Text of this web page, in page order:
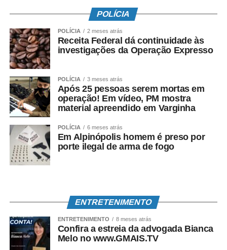
10. Salinas (Avenida Frederico Leão Bitencourt, 64)
11. Januária (Avenida Cônego Ramiro Leite, 17, Centro)
12. Uberlândia (Avenida João Pinheiro, 1373, Aparecida)
13. Patos de Minas (Avenida Prefeito Camundinho, 861,
Lagoa Grande)
15. Betim (Praça Tiradentes, 84)
16. Edifício Sede da Cemig em Belo Horizonte (Avenida
Pátio Savassi
Avenida do Contorno, 6061 – São Pedro
Diamond Mall
POLÍCIA
POLÍCIA 2 meses atrás
Receita Federal dá continuidade às
investigações da Operação Expresso
POLÍCIA 3 meses atrás
Após 25 pessoas serem mortas em
operação! Em vídeo, PM mostra
material apreendido em Varginha
POLÍCIA 6 meses atrás
Em Alpinópolis homem é preso por
porte ilegal de arma de fogo
ENTRETENIMENTO
ENTRETENIMENTO 8 meses atrás
Confira a estreia da advogada Bianca
Melo no www.GMAIS.TV